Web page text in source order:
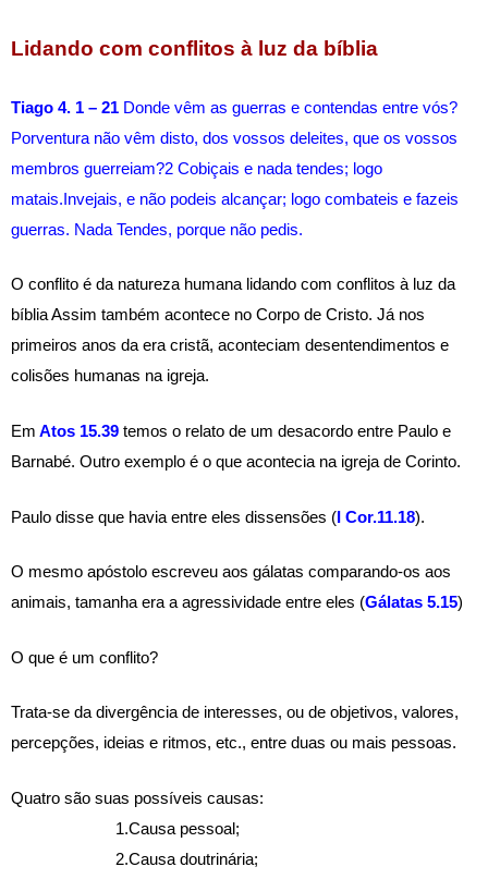
Lidando com conflitos à luz da bíblia
Tiago 4. 1 – 21 Donde vêm as guerras e contendas entre vós?
Porventura não vêm disto, dos vossos deleites, que os vossos
membros guerreiam?2 Cobiçais e nada tendes; logo
matais.Invejais, e não podeis alcançar; logo combateis e fazeis
guerras. Nada Tendes, porque não pedis.
O conflito é da natureza humana lidando com conflitos à luz da
bíblia Assim também acontece no Corpo de Cristo. Já nos
primeiros anos da era cristã, aconteciam desentendimentos e
colisões humanas na igreja.
Em Atos 15.39 temos o relato de um desacordo entre Paulo e
Barnabé. Outro exemplo é o que acontecia na igreja de Corinto.
Paulo disse que havia entre eles dissensões (I Cor.11.18).
O mesmo apóstolo escreveu aos gálatas comparando-os aos
animais, tamanha era a agressividade entre eles (Gálatas 5.15)
O que é um conflito?
Trata-se da divergência de interesses, ou de objetivos, valores,
percepções, ideias e ritmos, etc., entre duas ou mais pessoas.
Quatro são suas possíveis causas:
1.Causa pessoal;
2.Causa doutrinária;